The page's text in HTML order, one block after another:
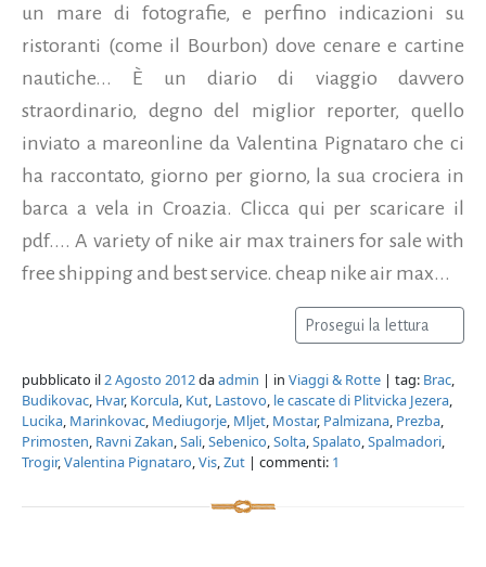
un mare di fotografie, e perfino indicazioni su
ristoranti (come il Bourbon) dove cenare e cartine
nautiche... È un diario di viaggio davvero
straordinario, degno del miglior reporter, quello
inviato a mareonline da Valentina Pignataro che ci
ha raccontato, giorno per giorno, la sua crociera in
barca a vela in Croazia. Clicca qui per scaricare il
pdf.... A variety of nike air max trainers for sale with
free shipping and best service. cheap nike air max...
Prosegui la lettura
pubblicato il2 Agosto 2012daadmin | in Viaggi & Rotte | tag: Brac,
Budikovac, Hvar, Korcula, Kut, Lastovo, le cascate di Plitvicka Jezera,
Lucika, Marinkovac, Mediugorje, Mljet, Mostar, Palmizana, Prezba,
Primosten, Ravni Zakan,Sali,Sebenico,Solta,Spalato,Spalmadori,
Trogir,Valentina Pignataro,Vis,Zut | commenti: 1